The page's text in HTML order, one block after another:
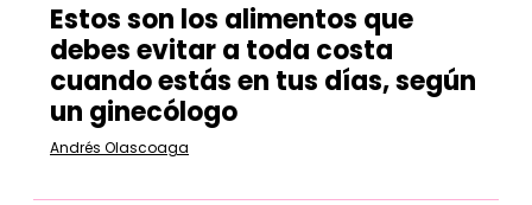
Estos son los alimentos que
debes evitar a toda costa
cuando estás en tus días, según
un ginecólogo
Andrés Olascoaga